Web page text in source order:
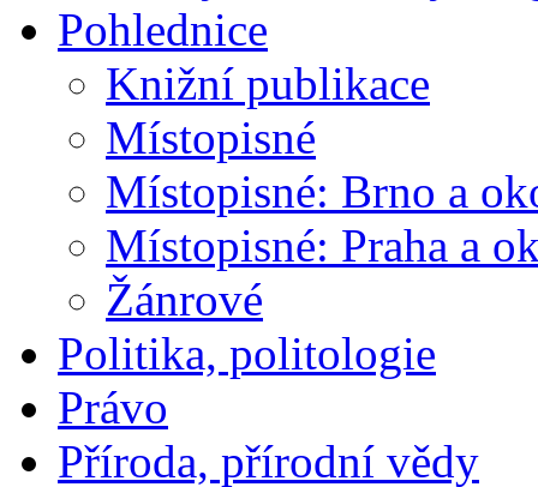
Pohlednice
Knižní publikace
Místopisné
Místopisné: Brno a
Místopisné: Praha a
Žánrové
Politika, politologie
Právo
Příroda, přírodní vědy